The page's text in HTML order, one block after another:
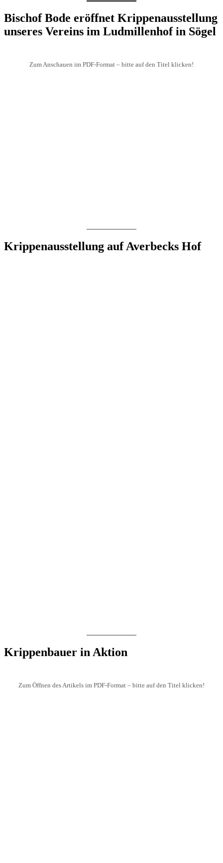
Bischof Bode eröffnet Krippenausstellung
unseres Vereins im Ludmillenhof in Sögel
Zum Anschauen im PDF-Format – bitte auf den Titel klicken!
Krippenausstellung auf Averbecks Hof
Krippenbauer in Aktion
Zum Öffnen des Artikels im PDF-Format – bitte auf den Titel klicken!